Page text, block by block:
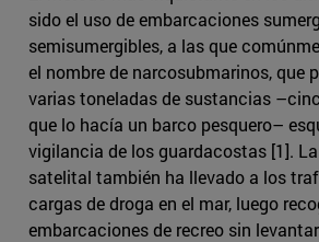
sido el uso de embarcaciones
semisumergibles, a las que
el nombre de narcosubmarinos, que
varias toneladas de sustancias
que lo hacía un barco pesquero–
vigilancia de los guardacostas [1].
satelital también ha llevado a los
cargas de droga en el mar, luego
embarcaciones de recreo sin